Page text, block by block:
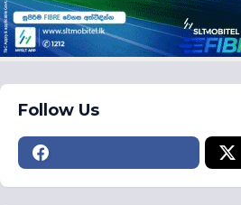
Follow Us